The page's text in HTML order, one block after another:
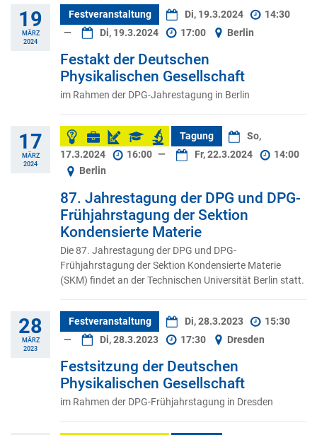
19
MÄRZ
2024
Festveranstaltung Di, 19.3.2024
14:30
—
Di, 19.3.2024 17:00 Berlin
Festakt der Deutschen
Physikalischen Gesellschaft
im Rahmen der DPG-Jahrestagung in Berlin
17
MÄRZ
2024
Tagung
So,
17.3.2024
16:00 — Fr, 22.3.2024
14:00
Berlin
87. Jahrestagung der DPG und DPG-
Frühjahrstagung der Sektion
Kondensierte Materie
Die 87. Jahrestagung der DPG und DPG-
Frühjahrstagung der Sektion Kondensierte Materie
(SKM) findet an der Technischen Universität Berlin statt.
28
MÄRZ
2023
Festveranstaltung Di, 28.3.2023
15:30
—
Di, 28.3.2023 17:30 Dresden
Festsitzung der Deutschen
Physikalischen Gesellschaft
im Rahmen der DPG-Frühjahrstagung in Dresden